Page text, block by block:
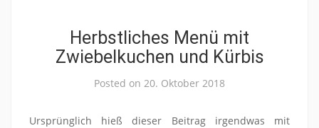
Herbstliches Menü mit
Zwiebelkuchen und Kürbis
Posted on 20. Oktober 2018
Ursprünglich hieß dieser Beitrag irgendwas mit